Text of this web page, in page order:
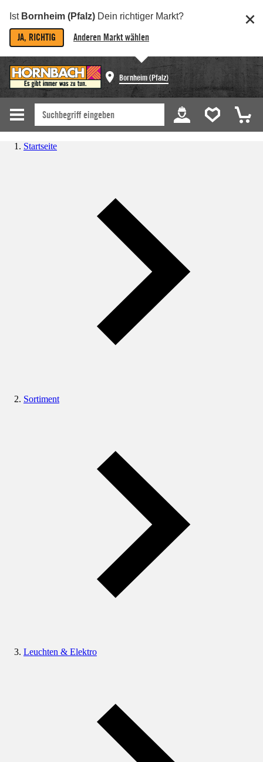
Ist Bornheim (Pfalz) Dein richtiger Markt?
JA, RICHTIG Anderen Markt wählen
Bornheim (Pfalz)
Startseite
Sortiment
Leuchten & Elektro